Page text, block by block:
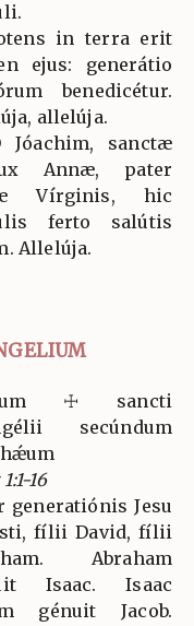
in terra erit
ejus: generátio
benedicétur.
allelúja.
Jóachim, sanctæ
Annæ, pater
Vírginis, hic
ferto salútis
Allelúja.
☩ sancti
secúndum
16
generatiónis Jesu
fílii David, fílii
Abraham
Isaac. Isaac
génuit Jacob.